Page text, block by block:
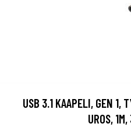
USB 3.1 KAAPELI, GEN 1,
UROS,